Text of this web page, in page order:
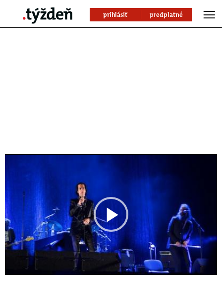
prihlásiť predplatné
Play
Video